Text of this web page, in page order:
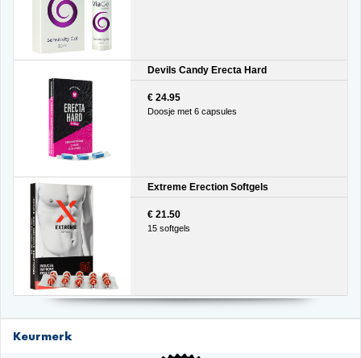
Devils Candy Erecta Hard
€ 24.95
Doosje met 6 capsules
Extreme Erection Softgels
€ 21.50
15 softgels
Keurmerk